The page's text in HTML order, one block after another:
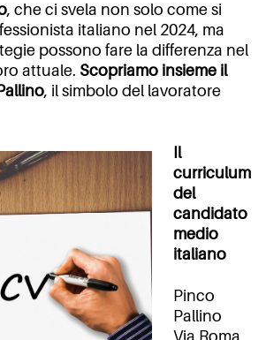
, che ci svela non solo come si
italiano nel 2024, ma
possono fare la differenza nel
attuale. Scopriamo insieme il
, il simbolo del lavoratore
Il
curriculum
del
candidato
medio
italiano
Pinco
Pallino
Via Roma